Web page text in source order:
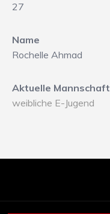
27
Name
Rochelle Ahmad
Aktuelle Mannschaft
weibliche E-Jugend